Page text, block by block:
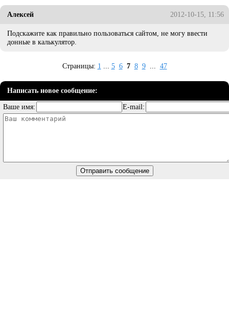
Алексей 2012-10-15, 11:56
Подскажите как правильно пользоваться сайтом, не могу ввести
донные в калькулятор.
Страницы: 1 ... 5 6 7 8 9... 47
Написать новое сообщение:
Ваше имя:
E-mail: